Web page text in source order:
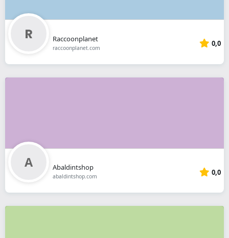
Raccoonplanet
raccoonplanet.com 0,0
Abaldintshop
abaldintshop.com 0,0